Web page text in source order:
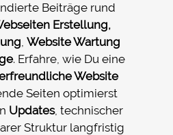
in Deiner Sprache
Beiträge rund
Erstellung,
,Website Wartung
. Erfahre, wie Du eine
Website
Seiten optimierst
Updates, technischer
Struktur langfristig